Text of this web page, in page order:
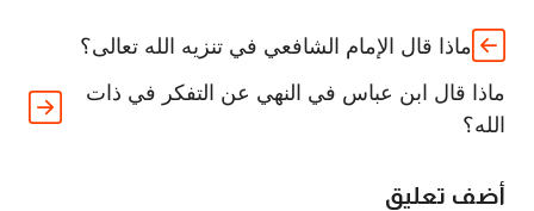
ماذا قال الإمام الشافعي في تنزيه الله تعالى؟
ماذا قال ابن عباس في النهي عن التفكر في ذات
الله؟
أضف تعليق